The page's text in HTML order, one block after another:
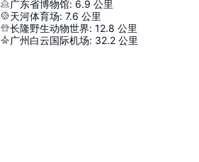
广东省博物馆: 6.9 公里
天河体育场: 7.6 公里
长隆野生动物世界: 12.8 公里
广州白云国际机场: 32.2 公里